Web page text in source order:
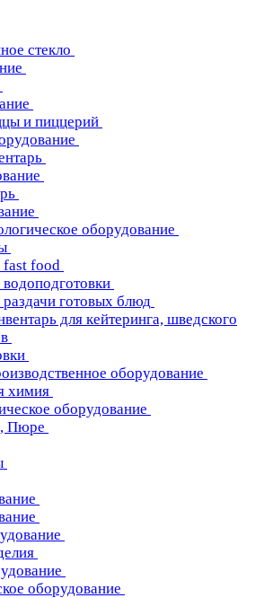
стекло
и пиццерий
оборудование
fast food
готовых блюд
для кейтеринга, шведского
оборудование
химия
оборудование
Пюре
оборудование